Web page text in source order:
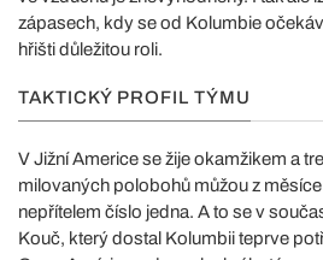
zápasech, kdy se od Kolumbie
hřišti důležitou roli.
TAKTICKÝ PROFIL TÝMU
V Jižní Americe se žije okamžikem a
milovaných polobohů můžou z
nepřítelem číslo jedna. A to se v
Kouč, který dostal Kolumbii teprve